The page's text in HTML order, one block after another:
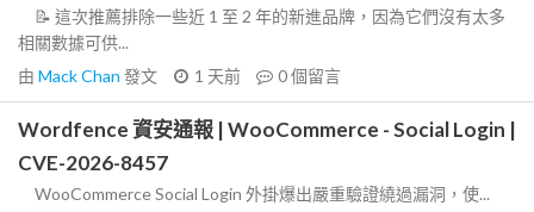
📝 這次推薦排除一些近 1 至 2 年的新進品牌，因為它們沒有太多
相關數據可供...
由 Mack Chan 發文 1 天前 0個留言
Wordfence 資安通報 | WooCommerce - Social Login |
CVE-2026-8457
WooCommerce Social Login 外掛爆出嚴重驗證繞過漏洞，使...